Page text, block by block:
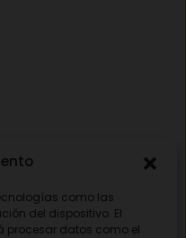
como las
del dispositivo. El
procesar datos como el